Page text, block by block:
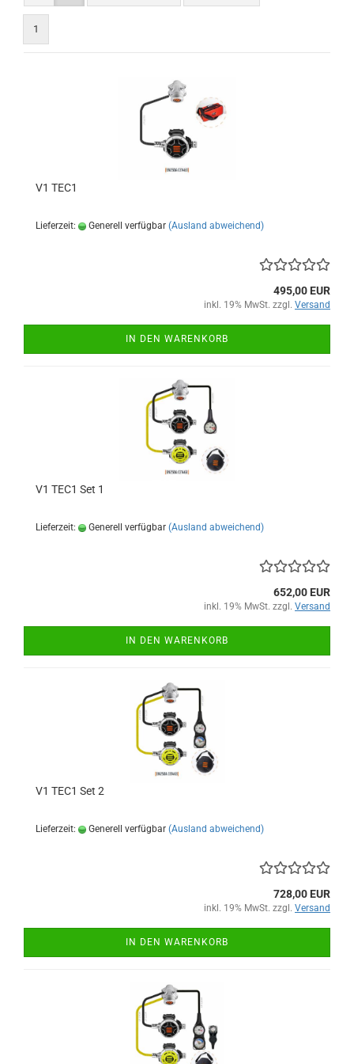
1
V1 TEC1
Lieferzeit: Generell verfügbar (Ausland abweichend)
495,00 EUR
inkl. 19% MwSt. zzgl. Versand
IN DEN WARENKORB
V1 TEC1 Set 1
Lieferzeit: Generell verfügbar (Ausland abweichend)
652,00 EUR
inkl. 19% MwSt. zzgl. Versand
IN DEN WARENKORB
V1 TEC1 Set 2
Lieferzeit: Generell verfügbar (Ausland abweichend)
728,00 EUR
inkl. 19% MwSt. zzgl. Versand
IN DEN WARENKORB